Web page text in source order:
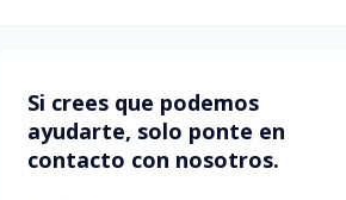
Si crees que podemos
ayudarte, solo ponte en
contacto con nosotros.